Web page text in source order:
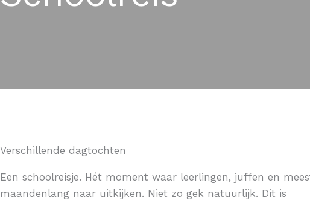
Verschillende dagtochten
Een schoolreisje. Hét moment waar leerlingen, juffen en
maandenlang naar uitkijken. Niet zo gek natuurlijk. Dit is